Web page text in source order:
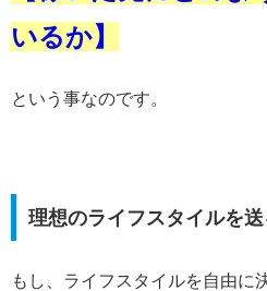
いるか】
という事なのです。
理想のライフスタイルを送
もし、ライフスタイルを自由に